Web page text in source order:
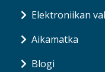
Elektroniikan
Aikamatka
Blogi